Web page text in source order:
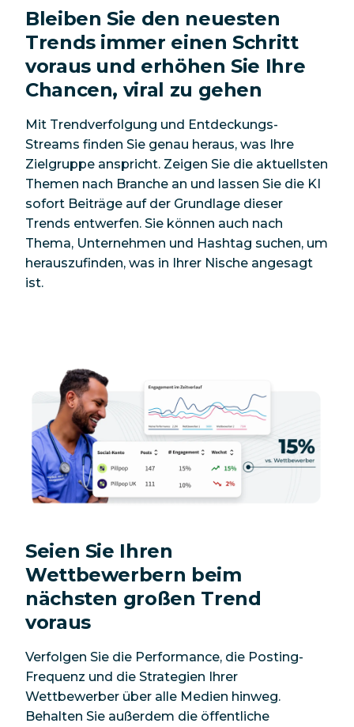
Bleiben Sie den neuesten
Trends immer einen Schritt
voraus und erhöhen Sie Ihre
Chancen, viral zu gehen
Mit Trendverfolgung und Entdeckungs-
Streams finden Sie genau heraus, was Ihre
Zielgruppe anspricht. Zeigen Sie die aktuellsten
Themen nach Branche an und lassen Sie die KI
sofort Beiträge auf der Grundlage dieser
Trends entwerfen. Sie können auch nach
Thema, Unternehmen und Hashtag suchen, um
herauszufinden, was in Ihrer Nische angesagt
ist.
Seien Sie Ihren
Wettbewerbern beim
nächsten großen Trend
voraus
Verfolgen Sie die Performance, die Posting-
Frequenz und die Strategien Ihrer
Wettbewerber über alle Medien hinweg.
Behalten Sie außerdem die öffentliche